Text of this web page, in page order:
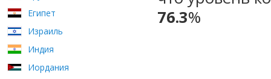
Египет
Израиль
Индия
Иордания
76.3%